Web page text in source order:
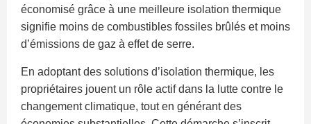
économisé grâce à une meilleure isolation thermique
signifie moins de combustibles fossiles brûlés et moins
d’émissions de gaz à effet de serre.
En adoptant des solutions d’isolation thermique, les
propriétaires jouent un rôle actif dans la lutte contre le
changement climatique, tout en générant des